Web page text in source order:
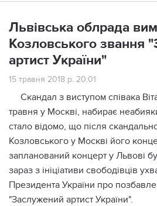
Львівська облрада
Козловського звання
артист України"
15 травня 2018 р. 20:01
Скандал з виступом співака
травня у Москві, набирає
стало відомо, що після
Козловського у Москві його
запланований концерт у Львові
зараз з ініціативи свободівців
Президента України про
"Заслужений артист України".